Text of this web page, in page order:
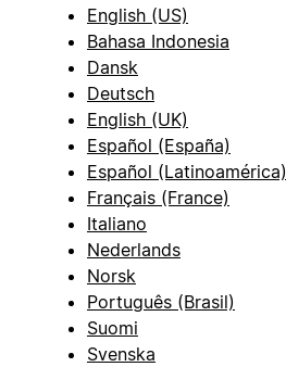
English (US)
Bahasa Indonesia
Dansk
Deutsch
English (UK)
Español (España)
Español (Latinoamérica)
Français (France)
Italiano
Nederlands
Norsk
Português (Brasil)
Suomi
Svenska